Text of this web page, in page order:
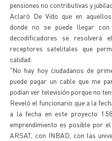
pensiones no contributivas y
Aclaró De Vido que en
donde no se puede llegar
decodificadores se resolverá
receptores satelitales que
calidad.
"No hay hoy ciudadanos de
puede pagar un cable que me
podían ver televisión porque no
Reveló el funcionario que a la
a la fecha en este proyecto
emprendimiento es posible por
ARSAT, con INBAD, con las